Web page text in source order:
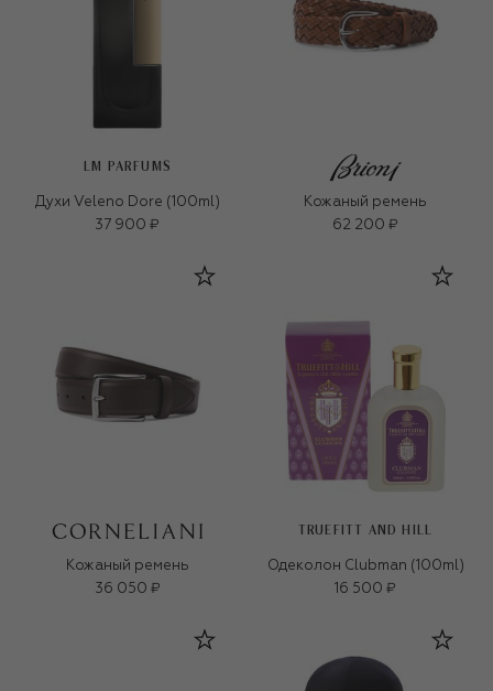
LM PARFUMS
Духи Veleno Dore (100ml)
37 900 ₽
Кожаный ремень
62 200 ₽
Кожаный ремень
36 050 ₽
TRUEFITT AND HILL
Одеколон Clubman (100ml)
16 500 ₽